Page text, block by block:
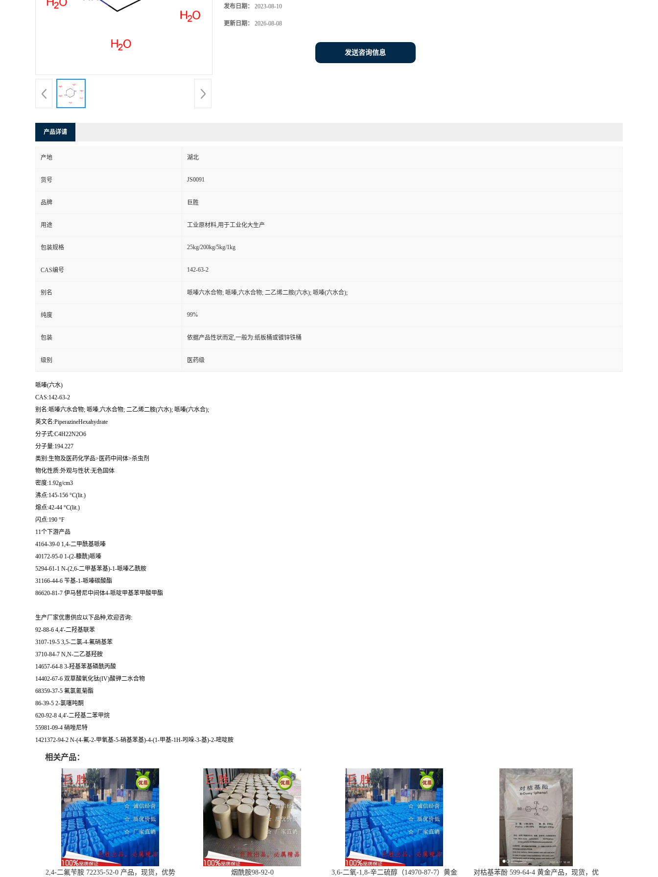
发布日期： 2023-08-10
更新日期： 2026-08-08
发送咨询信息
产品详请
产地 湖北
货号 JS0091
品牌 巨胜
用途 工业原材料,用于工业化大生产
包装规格 25kg/200kg/5kg/1kg
CAS编号 142-63-2
别名 哌嗪六水合物; 哌嗪,六水合物; 二乙烯二胺(六水); 哌嗪(六水合);
纯度 99%
包装 依据产品性状而定,一般为:纸板桶或镀锌铁桶
级别 医药级
哌嗪(六水)
CAS:142-63-2
别名:哌嗪六水合物; 哌嗪,六水合物; 二乙烯二胺(六水); 哌嗪(六水合);
英文名:PiperazineHexahydrate
分子式:C4H22N2O6
分子量:194.227
类别:生物及医药化学品>医药中间体>杀虫剂
物化性质:外观与性状:无色固体
密度:1.92g/cm3
沸点:145-156 °C(lit.)
熔点:42-44 °C(lit.)
闪点:190 °F
11个下游产品
4164-39-0 1,4-二甲酰基哌嗪
40172-95-0 1-(2-糠酰)哌嗪
5294-61-1 N-(2,6-二甲基苯基)-1-哌嗪乙酰胺
31166-44-6 苄基-1-哌嗪碳酸酯
86620-81-7 伊马替尼中间体4-哌啶甲基苯甲酸甲酯
生产厂家优惠供应以下品种,欢迎咨询:
92-88-6 4,4'-二羟基联苯
3107-19-5 3,5-二氯-4-氟硝基苯
3710-84-7 N,N-二乙基羟胺
14657-64-8 3-羟基苯基磷酰丙酸
14402-67-6 双草酸氧化钛(IV)酸钾二水合物
68359-37-5 氟氯氰菊酯
86-39-5 2-氯噻吨酮
620-92-8 4,4'-二羟基二苯甲烷
55981-09-4 硝唑尼特
1421372-94-2 N-(4-氟-2-甲氧基-5-硝基苯基)-4-(1-甲基-1H-吲哚-3-基)-2-嘧啶胺
相关产品：
2,4-二氟苄胺 72235-52-0 产品，现货，优势 烟酰胺98-92-0 3,6-二氧-1,8-辛二硫醇（14970-87-7）黄金 对枯基苯酚 599-64-4 黄金产品，现货，优